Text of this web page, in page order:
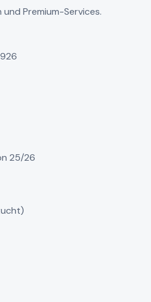
Premium-Services.
25/26